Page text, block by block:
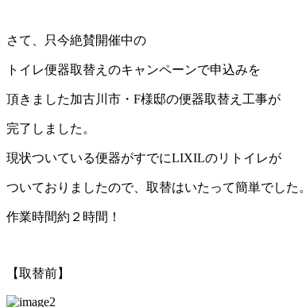
さて、只今絶賛開催中の
トイレ便器取替えのキャンペーンで申込みを
頂きました加古川市・F様邸の便器取替え工事が
完了しました。
現状ついている便器がすでにLIXILのリトイレが
ついておりましたので、取替はいたって簡単でした。
作業時間約２時間！
【取替前】